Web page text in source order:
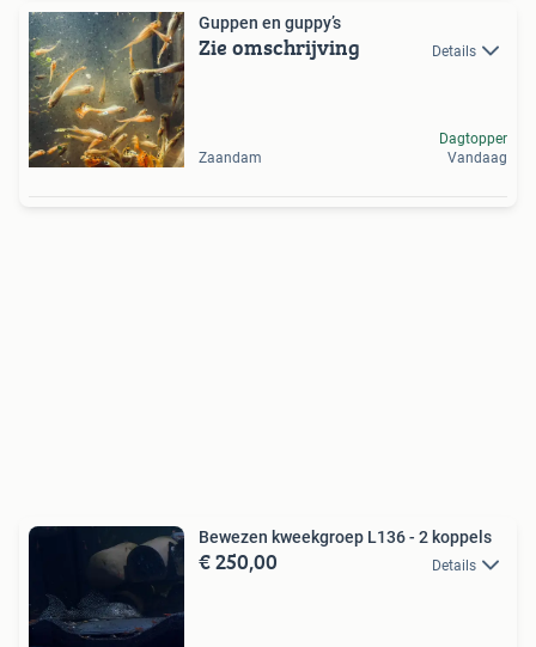
Guppen en guppy’s
Zie omschrijving Details
Zaandam
Dagtopper
Vandaag
Bewezen kweekgroep L136 - 2 koppels
€ 250,00 Details